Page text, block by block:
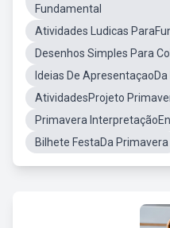
Fundamental
Atividades Ludicas
Desenhos Simples Para
Ideias De
AtividadesProjeto
Primavera
Bilhete FestaDa Primavera